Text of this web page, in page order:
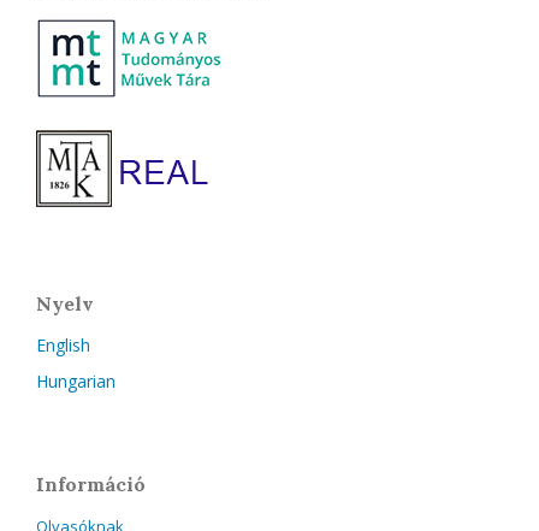
Nyelv
English
Hungarian
Információ
Olvasóknak